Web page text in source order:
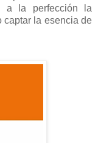
a la perfección la
captar la esencia de